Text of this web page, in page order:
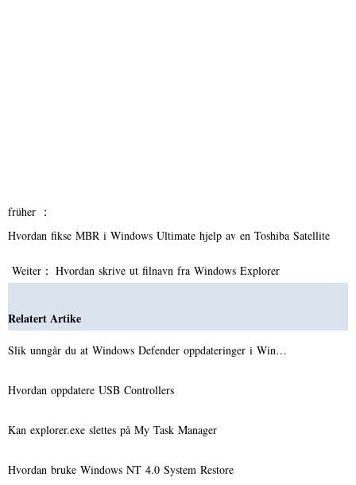
früher ：
Hvordan fikse MBR i Windows Ultimate hjelp av en Toshiba Satellite
Weiter： Hvordan skrive ut filnavn fra Windows Explorer
Relatert Artike
Slik unngår du at Windows Defender oppdateringer i Win…
Hvordan oppdatere USB Controllers
Kan explorer.exe slettes på My Task Manager
Hvordan bruke Windows NT 4.0 System Restore